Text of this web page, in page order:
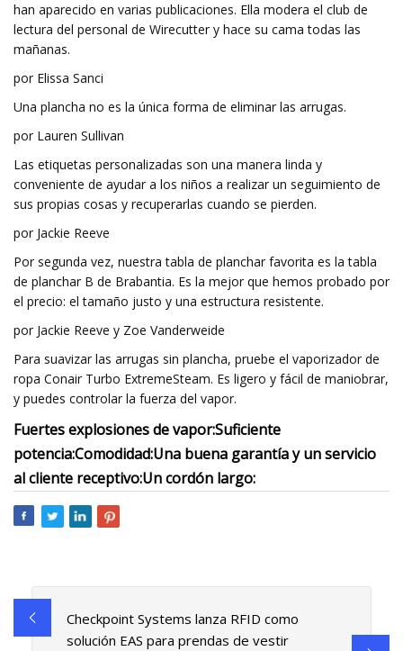
han aparecido en varias publicaciones. Ella modera el club de
lectura del personal de Wirecutter y hace su cama todas las
mañanas.
por Elissa Sanci
Una plancha no es la única forma de eliminar las arrugas.
por Lauren Sullivan
Las etiquetas personalizadas son una manera linda y
conveniente de ayudar a los niños a realizar un seguimiento de
sus propias cosas y recuperarlas cuando se pierden.
por Jackie Reeve
Por segunda vez, nuestra tabla de planchar favorita es la tabla
de planchar B de Brabantia. Es la mejor que hemos probado por
el precio: el tamaño justo y una estructura resistente.
por Jackie Reeve y Zoe Vanderweide
Para suavizar las arrugas sin plancha, pruebe el vaporizador de
ropa Conair Turbo ExtremeSteam. Es ligero y fácil de maniobrar,
y puedes controlar la fuerza del vapor.
Fuertes explosiones de vapor:Suficiente
potencia:Comodidad:Una buena garantía y un servicio
al cliente receptivo:Un cordón largo:
Checkpoint Systems lanza RFID como
solución EAS para prendas de vestir